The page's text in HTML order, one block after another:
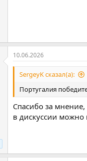
10.06.2026
SergeyK сказал(а):
Португалия
Спасибо за мнение,
в дискуссии